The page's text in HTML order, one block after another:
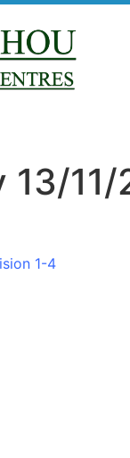
13/
1-4